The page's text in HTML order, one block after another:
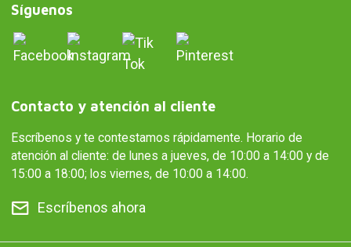
Síguenos
Contacto y atención al cliente
Escríbenos y te contestamos rápidamente. Horario de
atención al cliente: de lunes a jueves, de 10:00 a 14:00 y de
15:00 a 18:00; los viernes, de 10:00 a 14:00.
Escríbenos ahora